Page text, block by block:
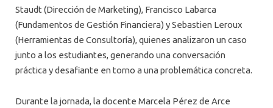
Staudt (Dirección de Marketing), Francisco Labarca
(Fundamentos de Gestión Financiera) y Sebastien Leroux
(Herramientas de Consultoría), quienes analizaron un caso
junto a los estudiantes, generando una conversación
práctica y desafiante en torno a una problemática concreta.
Durante la jornada, la docente Marcela Pérez de Arce